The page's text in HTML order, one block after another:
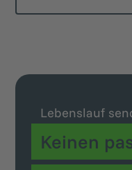
Lebenslauf
Keinen